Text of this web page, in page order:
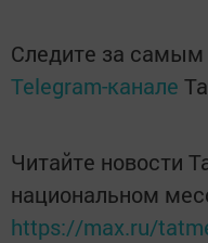
Следите за
Telegram-канале
Читайте новости
национальном
https://max.ru/